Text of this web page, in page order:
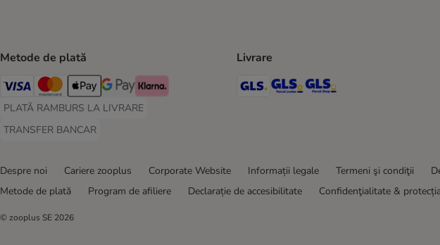
Dog´s Love
Dogs'n Tiger
Dolina Noteci
Encore
Exclusion Mediterraneo
Fleischeslust
Friskies
GranataPet
Metode de plată
Visa Payment Method
Master Card Payment Method
Apple Pay Payment Method
Google Pay Payment Method
Klarna Payment Method
PLATĂ RAMBURS LA LIVRARE
PLATĂ RAMBURS LA LIVRARE Payment Method
TRANSFER BANCAR
TRANSFER BANCAR Payment Method
Livrare
GLS Shipping Method
GLS Locker Shipping Method
GLS Parcel Shop
Despre noi Cariere zooplus Corporate Website Informații legale Termeni şi condiţii
Metode de plată
Program de afiliere Declarație de accesibilitate Confidenţialitate &
© zooplus SE 2026